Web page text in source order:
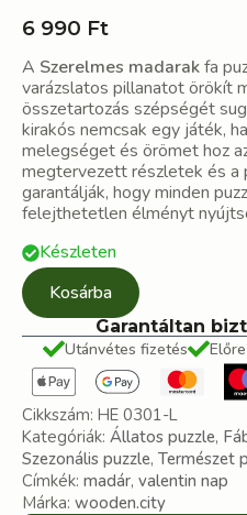
6 990 Ft
A Szerelmes madarakfa
varázslatos pillanatot örökít
összetartozás szépségét
kirakós nemcsak egy játék,
melegséget és örömet hoz
megtervezett részletek és a
garantálják, hogy minden
felejthetetlen élményt
Készleten
Kosárba
Garantáltan
Utánvétes fizetés
Cikkszám: HE 0301-L
Kategóriák: Állatos puzzle,
Szezonális puzzle, Természet
Címkék: madár, valentin nap
Márka: wooden.city